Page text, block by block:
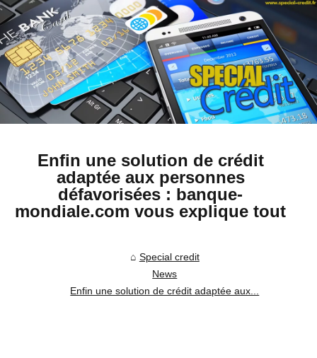
Enfin une solution de crédit
adaptée aux personnes
défavorisées : banque-
mondiale.com vous explique tout
Special credit
News
Enfin une solution de crédit adaptée aux...